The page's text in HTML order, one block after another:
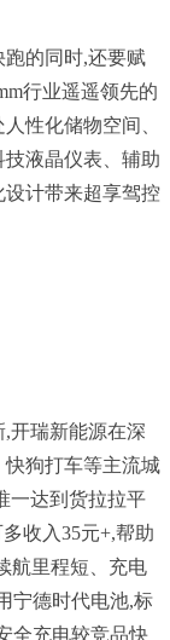
的同时,还要赋
行业遥遥领先的
性化储物空间、
技液晶仪表、辅助
计带来超享驾控
开瑞新能源在深
狗打车等主流城
一达到货拉拉平
收入35元+,帮助
航里程短、充电
宁德时代电池,标
全充电较竞品快